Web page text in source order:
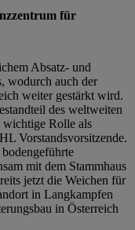
für
Absatz- und
wodurch auch der
weiter gestärkt wird.
des weltweiten
wichtige Rolle als
Vorstandsvorsitzende.
mit dem Stammhaus
jetzt die Weichen für
in Langkampfen
in Österreich